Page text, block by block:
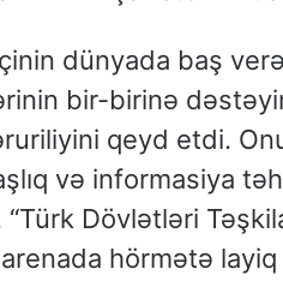
dünyada baş
bir-birinə
qeyd etdi.
və informasiya
Dövlətləri
hörmətə